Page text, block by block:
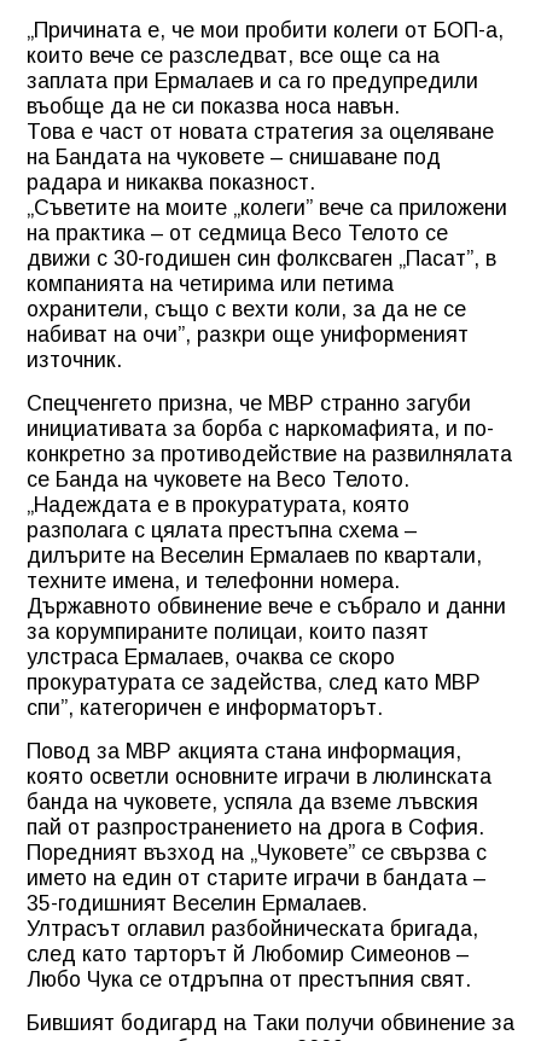
„Причината е, че мои пробити колеги от БОП-а,
които вече се разследват, все още са на
заплата при Ермалаев и са го предупредили
въобще да не си показва носа навън.
Това е част от новата стратегия за оцеляване
на Бандата на чуковете – снишаване под
радара и никаква показност.
„Съветите на моите „колеги” вече са приложени
на практика – от седмица Весо Телото се
движи с 30-годишен син фолксваген „Пасат”, в
компанията на четирима или петима
охранители, също с вехти коли, за да не се
набиват на очи”, разкри още униформеният
източник.
Спецченгето призна, че МВР странно загуби
инициативата за борба с наркомафията, и по-
конкретно за противодействие на развилнялата
се Банда на чуковете на Весо Телото.
„Надеждата е в прокуратурата, която
разполага с цялата престъпна схема –
дилърите на Веселин Ермалаев по квартали,
техните имена, и телефонни номера.
Държавното обвинение вече е събрало и данни
за корумпираните полицаи, които пазят
улстраса Ермалаев, очаква се скоро
прокуратурата се задейства, след като МВР
спи”, категоричен е информаторът.
Повод за МВР акцията стана информация,
която осветли основните играчи в люлинската
банда на чуковете, успяла да вземе лъвския
пай от разпространението на дрога в София.
Поредният възход на „Чуковете” се свързва с
името на един от старите играчи в бандата –
35-годишният Веселин Ермалаев.
Ултрасът оглавил разбойническата бригада,
след като тарторът й Любомир Симеонов –
Любо Чука се отдръпна от престъпния свят.
Бившият бодигард на Таки получи обвинение за